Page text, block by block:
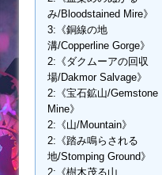
み/Bloodstained Mire》
3:《銅線の地
溝/Copperline Gorge》
2:《ダクムーアの回収
場/Dakmor Salvage》
2:《宝石鉱山/Gemstone
Mine》
2:《山/Mountain》
2:《踏み鳴らされる
地/Stomping Ground》
2:《樹木茂る山